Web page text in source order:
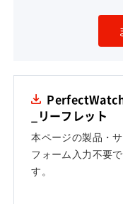
_リーフレット
本ページの製品・
フォーム入力不要
す。